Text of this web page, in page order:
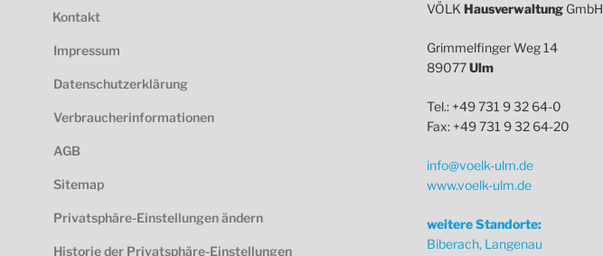
Kontakt
Impressum
Datenschutzerklärung
Verbraucherinformationen
AGB
Sitemap
Privatsphäre-Einstellungen ändern
Historie der Privatsphäre-Einstellungen
VÖLK Hausverwaltung GmbH
Grimmelfinger Weg 14
89077Ulm
Tel.: +49 731 9 32 64-0
Fax: +49 731 9 32 64-20
info@voelk-ulm.de
www.voelk-ulm.de
weitere Standorte:
Biberach, Langenau